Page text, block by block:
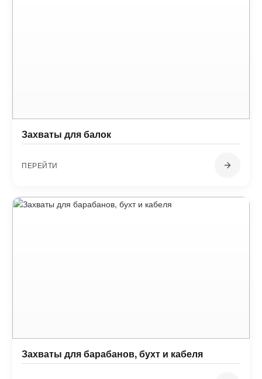
Захваты для балок
ПЕРЕЙТИ
Захваты для барабанов, бухт и кабеля